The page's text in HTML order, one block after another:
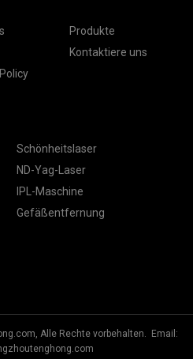
Produkte
Kontaktiere uns
Schönheitslaser
ND-Yag-Laser
IPL-Maschine
Gefäßentfernung
Alle Rechte vorbehalten. Email: